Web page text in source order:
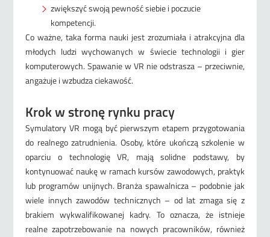
zwiększyć swoją pewność siebie i poczucie
kompetencji.
Co ważne, taka forma nauki jest zrozumiała i atrakcyjna dla
młodych ludzi wychowanych w świecie technologii i gier
komputerowych. Spawanie w VR nie odstrasza – przeciwnie,
angażuje i wzbudza ciekawość.
Krok w stronę rynku pracy
Symulatory VR mogą być pierwszym etapem przygotowania
do realnego zatrudnienia. Osoby, które ukończą szkolenie w
oparciu o technologię VR, mają solidne podstawy, by
kontynuować naukę w ramach kursów zawodowych, praktyk
lub programów unijnych. Branża spawalnicza – podobnie jak
wiele innych zawodów technicznych – od lat zmaga się z
brakiem wykwalifikowanej kadry. To oznacza, że istnieje
realne zapotrzebowanie na nowych pracowników, również